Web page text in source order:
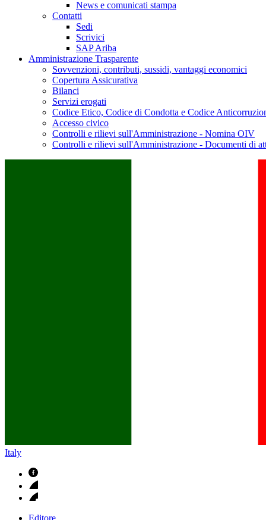
News e comunicati stampa
Contatti
Sedi
Scrivici
SAP Ariba
Amministrazione Trasparente
Sovvenzioni, contributi, sussidi, vantaggi economici
Copertura Assicurativa
Bilanci
Servizi erogati
Codice Etico, Codice di Condotta e Codice
Accesso civico
Controlli e rilievi sull'Amministrazione - Nomina OIV
Controlli e rilievi sull'Amministrazione - Documenti di
Italy
Editore